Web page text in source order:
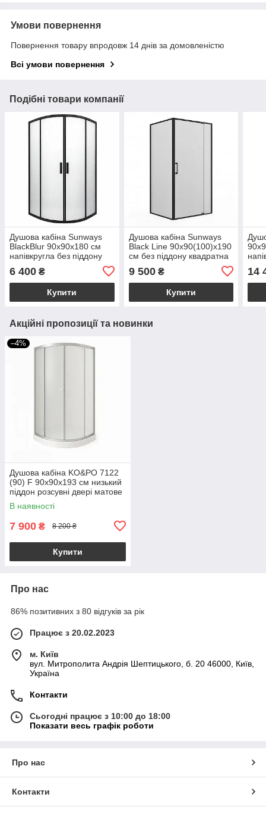
Умови повернення
Повернення товару впродовж 14 днів за домовленістю
Всі умови повернення
Подібні товари компанії
Душова кабіна Sunways
BlackBlur 90x90х180 см
напівкругла без піддону
матове 5 мм
6 400 ₴
Купити
Душова кабіна Sunways
Blaсk Line 90x90(100)х190
см без піддону квадратна
регульований скло матове
6 мм
9 500₴
Купити
14
Акційні пропозиції та новинки
–4%
Душова кабіна KO&PO 7122
(90) F 90x90х193 см низький
піддон розсувні двері матове
скло
В наявності
7 900 ₴ 8 200 ₴
Купити
Про нас
86% позитивних з 80 відгуків за рік
Працює з 20.02.2023
м. Київ
вул. Митрополита Андрія Шептицького, б. 20 46000, Київ,
Україна
Контакти
Сьогодні працює з 10:00 до 18:00
Показати весь графік роботи
Про нас
Контакти